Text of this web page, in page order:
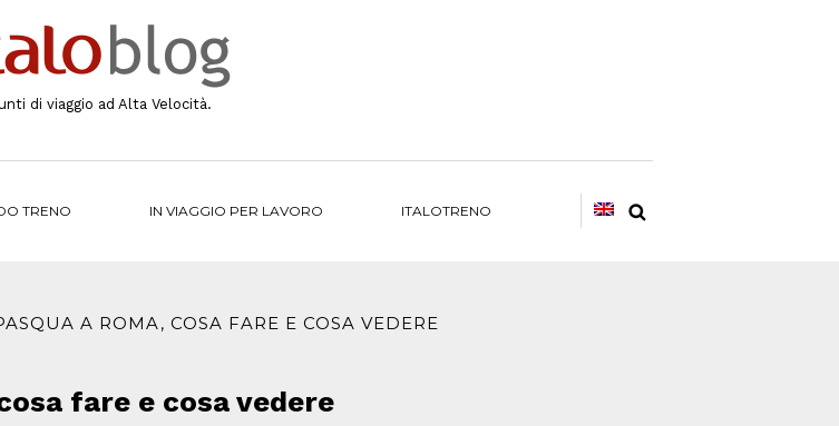
di viaggio ad Alta Velocità.
TRENO IN VIAGGIO PER LAVORO ITALOTRENO
A ROMA, COSA FARE E COSA VEDERE
cosa fare e cosa vedere